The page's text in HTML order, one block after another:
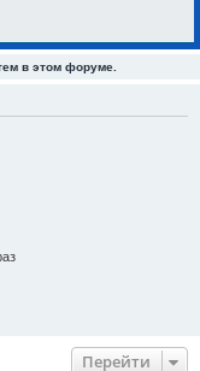
в этом форуме.
Перейти